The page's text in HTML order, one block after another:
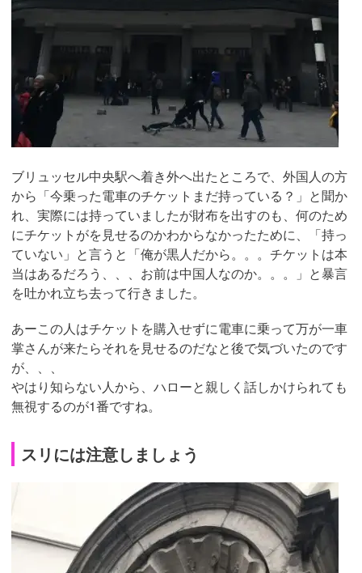
ブリュッセル中央駅へ着き外へ出たところで、外国人の方
から「今乗った電車のチケットまだ持っている？」と聞か
れ、実際には持っていましたが財布を出すのも、何のため
にチケットがを見せるのかわからなかったために、「持っ
ていない」と言うと「俺が黒人だから。。。チケットは本
当はあるだろう、、、お前は中国人なのか。。。」と暴言
を吐かれ立ち去って行きました。
あーこの人はチケットを購入せずに電車に乗って万が一車
掌さんが来たらそれを見せるのだなと後で気づいたのです
が、、、
やはり知らない人から、ハローと親しく話しかけられても
無視するのが1番ですね。
スリには注意しましょう